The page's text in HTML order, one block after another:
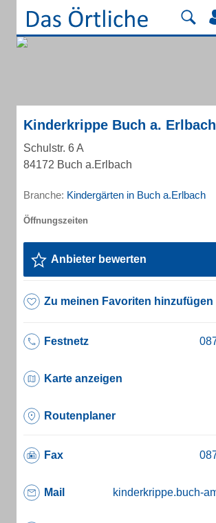
Kinderkrippe Buch a. Erlbach
Schulstr. 6 A
84172 Buch a.Erlbach
Branche: Kindergärten in Buch a.Erlbach
Anbieter bewerten
Zu meinen Favoriten hinzufügen
Festnetz
Karte anzeigen
Routenplaner
Fax
Mail